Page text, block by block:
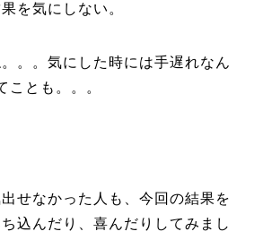
を気にしない。
。。気にした時には手遅れなん
ことも。。。
せなかった人も、今回の結果を
込んだり、喜んだりしてみまし